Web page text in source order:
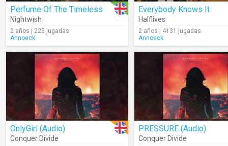
Perfume Of The Timeless
Nightwish
2 años | 225 jugadas
Annoeck
Everybody Knows It
Halflives
2 años | 4131 jugadas
Annoeck
OnlyGirl (Audio)
Conquer Divide
PRESSURE (Audio)
Conquer Divide